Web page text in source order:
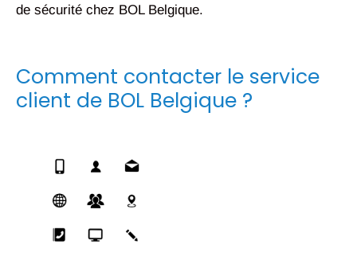
de sécurité chez BOL Belgique.
Comment contacter le service
client de BOL Belgique ?